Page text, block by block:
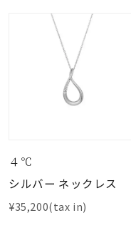
４℃
シルバー ネックレス
¥35,200(tax in)